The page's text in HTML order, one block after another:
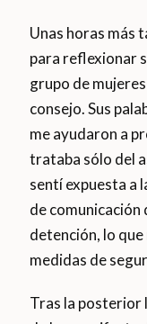
Unas horas más
para reflexionar
grupo de
consejo. Sus
me ayudaron a
trataba sólo del
sentí expuesta a
de
detención, lo
medidas de
Tras la posterior